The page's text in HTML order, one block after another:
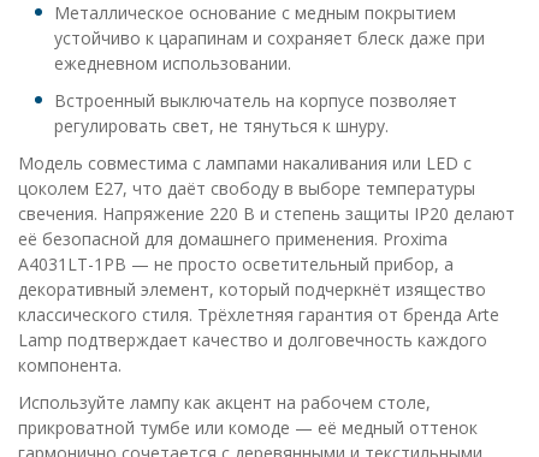
Металлическое основание с медным покрытием
устойчиво к царапинам и сохраняет блеск даже при
ежедневном использовании.
Встроенный выключатель на корпусе позволяет
регулировать свет, не тянуться к шнуру.
Модель совместима с лампами накаливания или LED с
цоколем E27, что даёт свободу в выборе температуры
свечения. Напряжение 220 В и степень защиты IP20 делают
её безопасной для домашнего применения. Proxima
A4031LT-1PB — не просто осветительный прибор, а
декоративный элемент, который подчеркнёт изящество
классического стиля. Трёхлетняя гарантия от бренда Arte
Lamp подтверждает качество и долговечность каждого
компонента.
Используйте лампу как акцент на рабочем столе,
прикроватной тумбе или комоде — её медный оттенок